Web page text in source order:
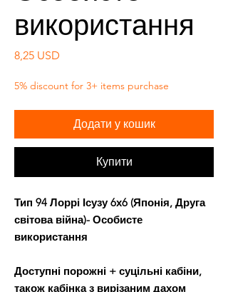
використання
8,25 USD
5% discount for 3+ items purchase
Додати у кошик
Купити
Тип 94 Лоррі Ісузу 6х6 (Японія, Друга
світова війна)- Особисте
використання
Доступні порожні + суцільні кабіни,
також кабінка з вирізаним дахом